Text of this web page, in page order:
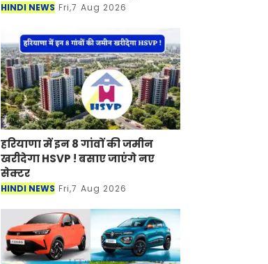
HINDI NEWS Fri,7 Aug 2026
हरियाणा में इन 8 गांवों की जमीन
खरीदेगा HSVP ! बसाए जाएंगे नए
सेक्टर
HINDI NEWS Fri,7 Aug 2026